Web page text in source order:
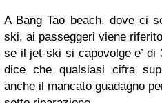
A Bang Tao beach, dove ci
ski, ai passeggeri viene
se il jet-ski si capovolge e’ di
dice che qualsiasi cifra
anche il mancato guadagno